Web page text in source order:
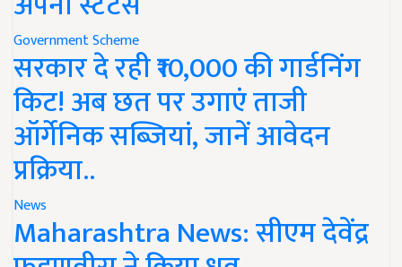
Government Scheme
सरकार दे रही ₹10,000 की गार्डनिंग
किट! अब छत पर उगाएं ताजी
ऑर्गेनिक सब्जियां, जानें आवेदन
प्रक्रिया..
News
Maharashtra News: सीएम देवेंद्र